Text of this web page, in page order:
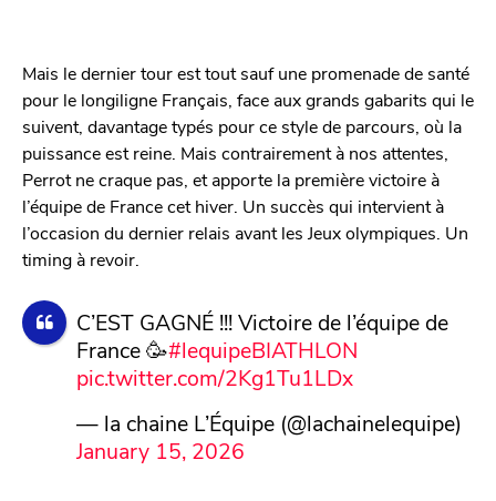
Mais le dernier tour est tout sauf une promenade de santé
pour le longiligne Français, face aux grands gabarits qui le
suivent, davantage typés pour ce style de parcours, où la
puissance est reine. Mais contrairement à nos attentes,
Perrot ne craque pas, et apporte la première victoire à
l’équipe de France cet hiver. Un succès qui intervient à
l’occasion du dernier relais avant les Jeux olympiques. Un
timing à revoir.
C’EST GAGNÉ !!! Victoire de l’équipe de
France 🥳#lequipeBIATHLON
pic.twitter.com/2Kg1Tu1LDx
— la chaine L’Équipe (@lachainelequipe)
January 15, 2026